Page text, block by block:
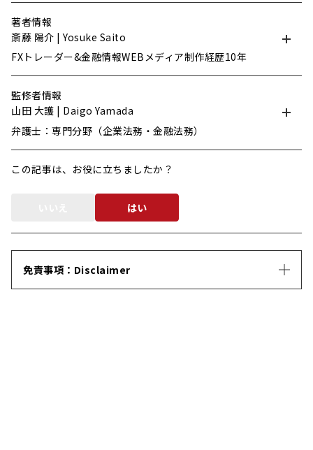
著者情報
斎藤 陽介 | Yosuke Saito
FXトレーダー&金融情報WEBメディア制作経歴10年
監修者情報
山田 大護 | Daigo Yamada
弁護士：専門分野（企業法務・金融法務）
この記事は、お役に立ちましたか？
はい
免責事項：Disclaimer